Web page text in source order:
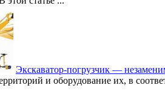
Экскаватор-погрузчик —
и оборудование их, в